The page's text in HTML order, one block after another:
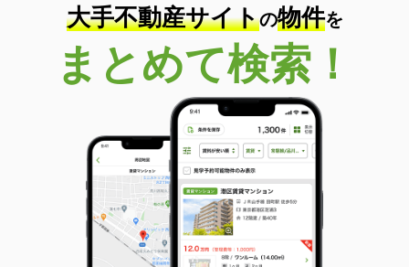
大手不動産サイトの物件を
まとめて検索！